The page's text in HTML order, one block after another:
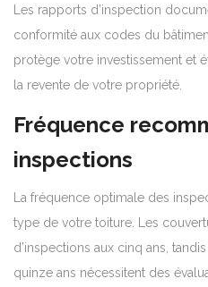
Les rapports d’inspection
conformité aux codes du
protège votre investissement et
la revente de votre propriété.
Fréquence
inspections
La fréquence optimale des
type de votre toiture. Les
d’inspections aux cinq ans,
quinze ans nécessitent des